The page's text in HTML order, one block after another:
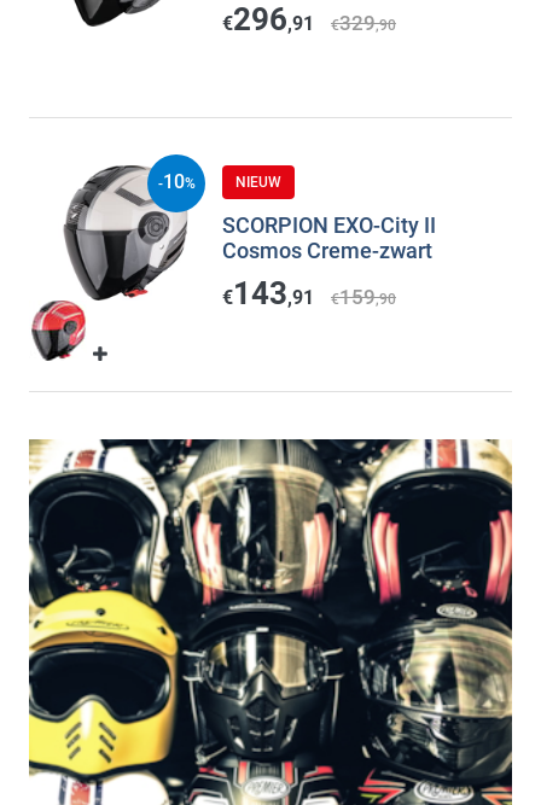
€296,91 €329,90
NIEUW
SCORPION EXO-City II
Cosmos Creme-zwart
€143,91 €159,90
-10%